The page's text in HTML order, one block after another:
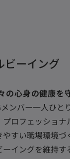
ビーイング
の心身の健康を
ンバー一人ひと
ロフェッショ
すい職場環境づ
イングを維持す